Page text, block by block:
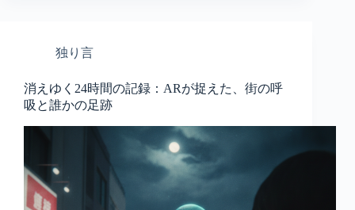
独り言
消えゆく24時間の記録：ARが捉えた、街の呼
吸と誰かの足跡